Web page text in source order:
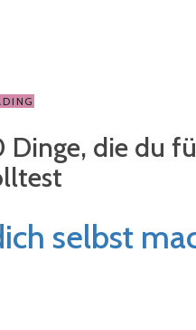
Dinge, die du
selbst